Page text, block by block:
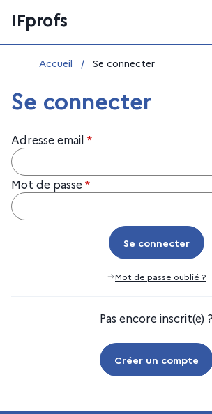
au
contenu
IFprofs
Vous êtes ici :
Accueil / Se connecter
Se connecter
Adresse email *
Mot de passe *
Se connecter
Se connecter
Mot de passe oublié ?
Pas encore inscrit(e) ?
Créer un compte